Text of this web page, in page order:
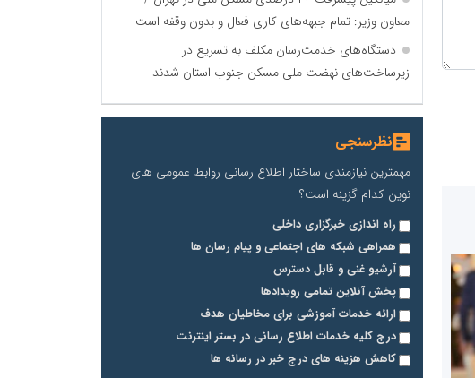
معاون وزیر: تمام جبهه‌های کاری فعال و بدون وقفه است
دستگاه‌های خدمت‌رسان مکلف به تسریع در
زیرساخت‌های نهضت ملی مسکن جنوب استان شدند
نظرسنجی
مهمترین نیازمندی ساختار اطلاع رسانی روابط عمومی های
نوین کدام گزینه است؟
راه اندازی خبرگزاری داخلی
همراهی شبکه های اجتماعی و پیام رسان ها
آرشیو غنی و قابل دسترس
پخش آنلاین تمامی رویدادها
ارائه خدمات آموزشی برای مخاطیان هدف
درج کلیه خدمات اطلاع رسانی در بستر اینترنت
کاهش هزینه های درج خبر در رسانه ها